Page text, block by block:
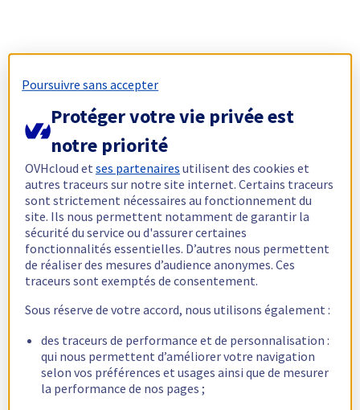
Poursuivre sans accepter
Protéger votre vie privée est
notre priorité
OVHcloud etses partenaires utilisent des cookies et
autres traceurs sur notre site internet. Certains traceurs
sont strictement nécessaires au fonctionnement du
site. Ils nous permettent notamment de garantir la
sécurité du service ou d'assurer certaines
fonctionnalités essentielles. D’autres nous permettent
de réaliser des mesures d’audience anonymes. Ces
traceurs sont exemptés de consentement.
Sous réserve de votre accord, nous utilisons également :
des traceurs de performance et de personnalisation :
qui nous permettent d’améliorer votre navigation
selon vos préférences et usages ainsi que de mesurer
la performance de nos pages ;